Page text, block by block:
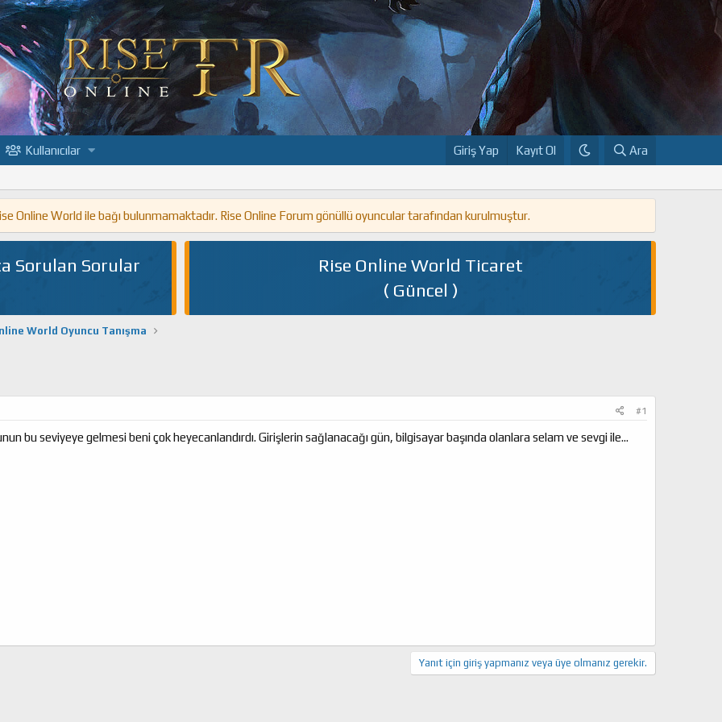
Kullanıcılar Giriş Yap Kayıt Ol Ara
Online World ile bağı bulunmamaktadır. Rise Online Forum gönüllü oyuncular tarafından kurulmuştur.
Sorulan Sorular
Rise Online World Ticaret
( Güncel )
World Oyuncu Tanışma
#1
bu seviyeye gelmesi beni çok heyecanlandırdı. Girişlerin sağlanacağı gün, bilgisayar başında olanlara selam ve sevgi ile...
Yanıt için giriş yapmanız veya üye olmanız gerekir.